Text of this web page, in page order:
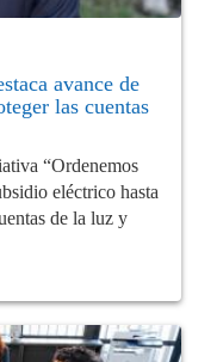
avance de
las cuentas
“Ordenemos
eléctrico hasta
de la luz y